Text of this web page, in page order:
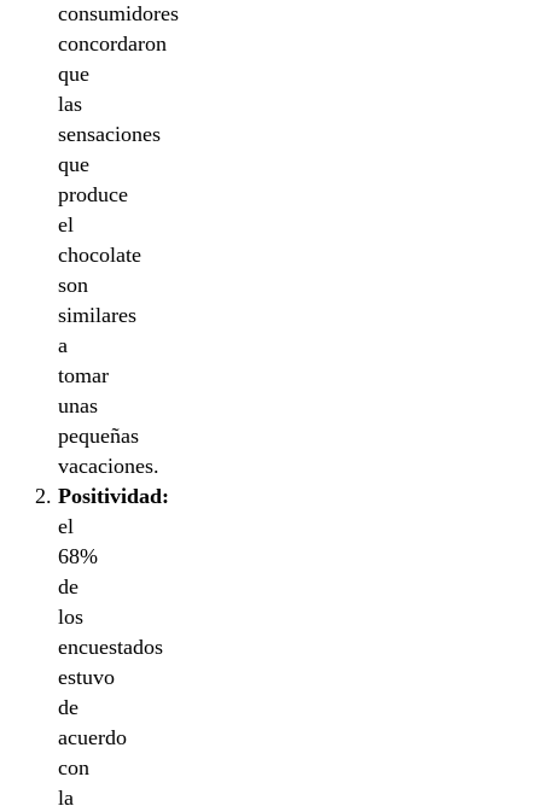
consumidores
concordaron
que
las
sensaciones
que
produce
el
chocolate
son
similares
a
tomar
unas
pequeñas
vacaciones.
Positividad:
el
68%
de
los
encuestados
estuvo
de
acuerdo
con
la